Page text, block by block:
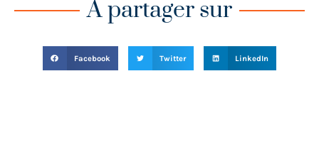
A partager sur
Facebook Twitter LinkedIn